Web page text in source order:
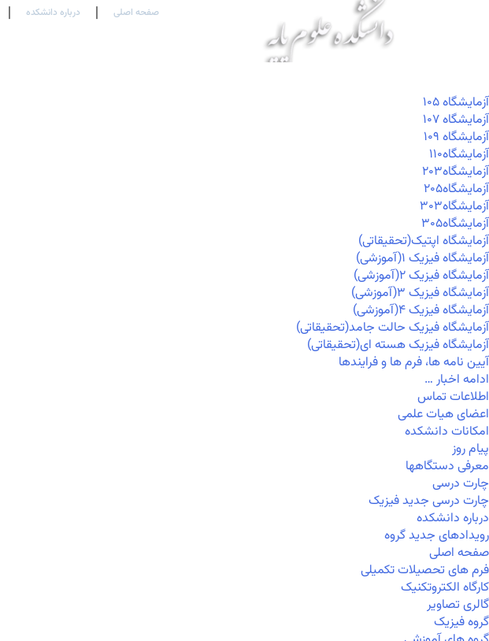
صفحه اصلی درباره دانشکده
آزمايشگاه ۱۰۵
آزمايشگاه ۱۰۷
آزمايشگاه ۱۰۹
آزمايشگاه۱۱۰
آزمايشگاه۲۰۳
آزمايشگاه۲۰۵
آزمايشگاه۳۰۳
آزمايشگاه۳۰۵
آزمایشگاه اپتیک(تحقیقاتی)
آزمایشگاه فیزیک ۱(آموزشی)
آزمایشگاه فیزیک ۲(آموزشی)
آزمایشگاه فیزیک ۳(آموزشی)
آزمایشگاه فیزیک ۴(آموزشی)
آزمایشگاه فیزیک حالت جامد(تحقیقاتی)
آزمایشگاه فیزیک هسته ای(تحقیقاتی)
آیین نامه ها، فرم ها و فرایندها
ادامه اخبار …
اطلاعات تماس
اعضای هیات علمی
امکانات دانشکده
پیام روز
معرفی دستگاهها
چارت درسی
چارت درسی جدید فیزیک
درباره دانشکده
رویدادهای جدید گروه
صفحه اصلی
فرم های تحصیلات تکمیلی
کارگاه الکتروتکنیک
گالری تصاویر
گروه فیزیک